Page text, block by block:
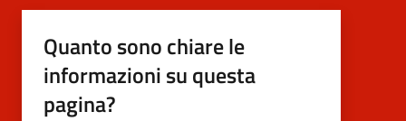
Quanto sono chiare le
informazioni su questa
pagina?